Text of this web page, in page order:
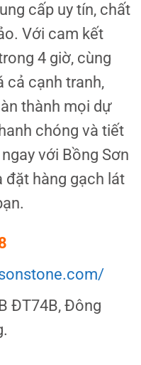
cấp uy tín, chất
Với cam kết
4 giờ, cùng
cả cạnh tranh,
thành mọi dự
chóng và tiết
với Bồng Sơn
đặt hàng gạch lát
ĐT74B, Đông